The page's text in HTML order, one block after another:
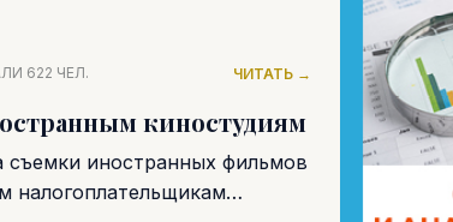
622 ЧЕЛ. ЧИТАТЬ →
киностудиям
съемки иностранных фильмов
налогоплательщикам